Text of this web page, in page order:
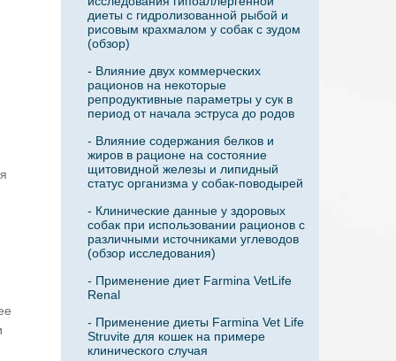
диеты с гидролизованной рыбой и
рисовым крахмалом у собак с зудом
(обзор)
- Влияние двух коммерческих
рационов на некоторые
репродуктивные параметры у сук в
период от начала эструса до родов
- Влияние содержания белков и
жиров в рационе на состояние
щитовидной железы и липидный
статус организма у собак-поводырей
- Клинические данные у здоровых
собак при использовании рационов с
различными источниками углеводов
(обзор исследования)
- Применение диет Farmina VetLife
Renal
- Применение диеты Farmina Vet Life
Struvite для кошек на примере
клинического случая